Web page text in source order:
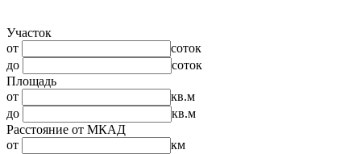
Участок
от
соток
до
соток
Площадь
от
кв.м
до
кв.м
Расстояние от МКАД
от
км